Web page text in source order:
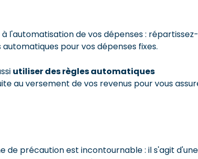
l'automatisation de vos dépenses : répartissez-
pour vos dépenses fixes.
utiliser des règles automatiques
au versement de vos revenus pour vous
de précaution est incontournable : il s'agit d'une